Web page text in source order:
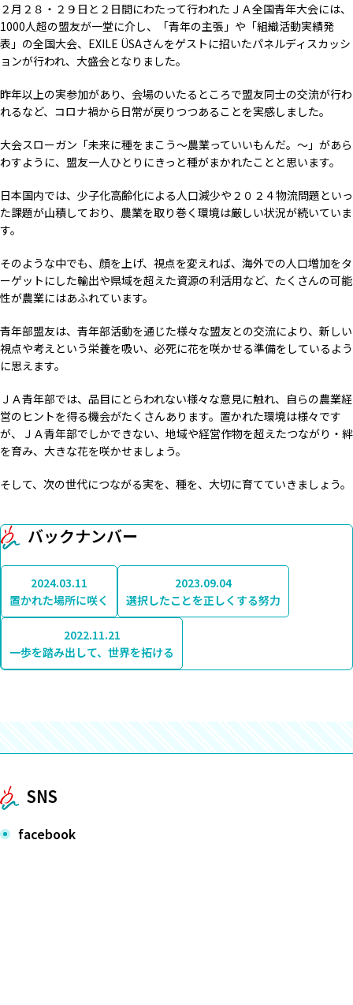
２月２８・２９日と２日間にわたって行われたＪＡ全国青年大会には、
1000人超の盟友が一堂に介し、「青年の主張」や「組織活動実績発
表」の全国大会、EXILE ÜSAさんをゲストに招いたパネルディスカッシ
ョンが行われ、大盛会となりました。
昨年以上の実参加があり、会場のいたるところで盟友同士の交流が行わ
れるなど、コロナ禍から日常が戻りつつあることを実感しました。
大会スローガン「未来に種をまこう～農業っていいもんだ。～」があら
わすように、盟友一人ひとりにきっと種がまかれたことと思います。
日本国内では、少子化高齢化による人口減少や２０２４物流問題といっ
た課題が山積しており、農業を取り巻く環境は厳しい状況が続いていま
す。
そのような中でも、顔を上げ、視点を変えれば、海外での人口増加をタ
ーゲットにした輸出や県域を超えた資源の利活用など、たくさんの可能
性が農業にはあふれています。
青年部盟友は、青年部活動を通じた様々な盟友との交流により、新しい
視点や考えという栄養を吸い、必死に花を咲かせる準備をしているよう
に思えます。
ＪＡ青年部では、品目にとらわれない様々な意見に触れ、自らの農業経
営のヒントを得る機会がたくさんあります。置かれた環境は様々です
が、ＪＡ青年部でしかできない、地域や経営作物を超えたつながり・絆
を育み、大きな花を咲かせましょう。
そして、次の世代につながる実を、種を、大切に育てていきましょう。
バックナンバー
2024.03.11
置かれた場所に咲く
2023.09.04
選択したことを正しくする努力
2022.11.21
一歩を踏み出して、世界を拓ける
SNS
facebook